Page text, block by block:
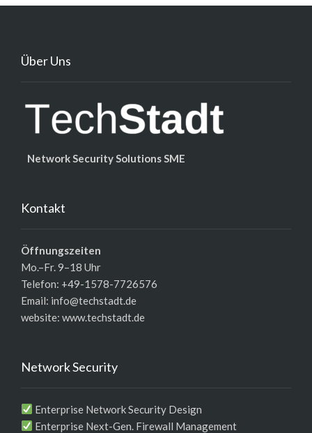
Über Uns
Network Security Solutions SME
Kontakt
Öffnungszeiten
Mo.–Fr. 9–18 Uhr
Telefon: +49-1578-7726576
Email: info@techstadt.de
website: www.techstadt.de
Network Security
Enterprise Network Security Design
Enterprise Next-Gen. Firewall Management